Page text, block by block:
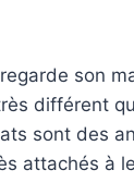
son
différent
sont des
attachés à